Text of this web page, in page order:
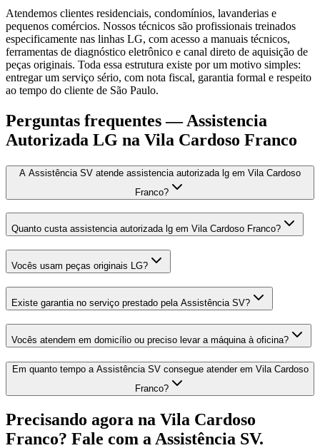
Atendemos clientes residenciais, condomínios, lavanderias e
pequenos comércios. Nossos técnicos são profissionais treinados
especificamente nas linhas LG, com acesso a manuais técnicos,
ferramentas de diagnóstico eletrônico e canal direto de aquisição de
peças originais. Toda essa estrutura existe por um motivo simples:
entregar um serviço sério, com nota fiscal, garantia formal e respeito
ao tempo do cliente de São Paulo.
Perguntas frequentes —Assistencia
Autorizada LG na Vila Cardoso Franco
A Assistência SV atende assistencia autorizada lg em Vila Cardoso
Franco?
Quanto custa assistencia autorizada lg em Vila Cardoso Franco?
Vocês usam peças originais LG?
Existe garantia no serviço prestado pela Assistência SV?
Vocês atendem em domicílio ou preciso levar a máquina à oficina?
Em quanto tempo a Assistência SV consegue atender em Vila Cardoso
Franco?
Precisando agora na Vila Cardoso
Franco? Fale com a Assistência SV.